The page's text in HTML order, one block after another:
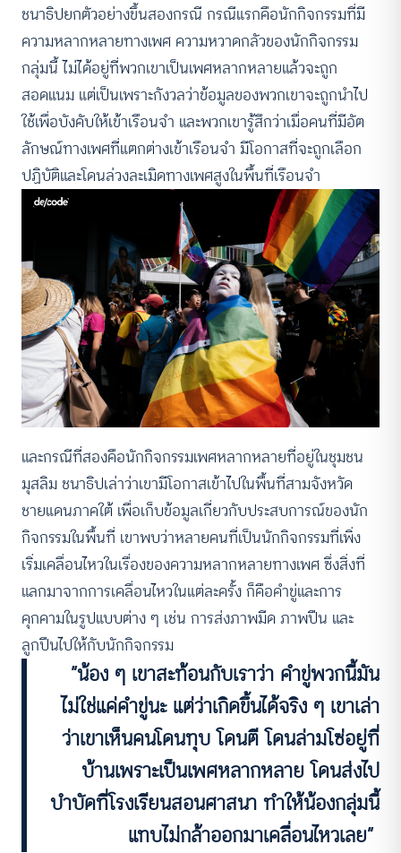
ชนาธิปยกตัวอย่างขึ้นสองกรณี กรณีแรกคือนักกิจกรรมที่มี
ความหลากหลายทางเพศ ความหวาดกลัวของนักกิจกรรม
กลุ่มนี้ ไม่ได้อยู่ที่พวกเขาเป็นเพศหลากหลายแล้วจะถูก
สอดแนม แต่เป็นเพราะกังวลว่าข้อมูลของพวกเขาจะถูกนำไป
ใช้เพื่อบังคับให้เข้าเรือนจำ และพวกเขารู้สึกว่าเมื่อคนที่มีอัต
ลักษณ์ทางเพศที่แตกต่างเข้าเรือนจำ มีโอกาสที่จะถูกเลือก
ปฏิบัติและโดนล่วงละเมิดทางเพศสูงในพื้นที่เรือนจำ
และกรณีที่สองคือนักกิจกรรมเพศหลากหลายที่อยู่ในชุมชน
มุสลิม ชนาธิปเล่าว่าเขามีโอกาสเข้าไปในพื้นที่สามจังหวัด
ชายแดนภาคใต้ เพื่อเก็บข้อมูลเกี่ยวกับประสบการณ์ของนัก
กิจกรรมในพื้นที่ เขาพบว่าหลายคนที่เป็นนักกิจกรรมที่เพิ่ง
เริ่มเคลื่อนไหวในเรื่องของความหลากหลายทางเพศ ซึ่งสิ่งที่
แลกมาจากการเคลื่อนไหวในแต่ละครั้ง ก็คือคำขู่และการ
คุกคามในรูปแบบต่าง ๆ เช่น การส่งภาพมีด ภาพปืน และ
ลูกปืนไปให้กับนักกิจกรรม
“น้อง ๆ เขาสะท้อนกับเราว่า คำขู่พวกนี้มัน
ไม่ใช่แค่คำขู่นะ แต่ว่าเกิดขึ้นได้จริง ๆ เขาเล่า
ว่าเขาเห็นคนโดนทุบ โดนตี โดนล่ามโซ่อยู่ที่
บ้านเพราะเป็นเพศหลากหลาย โดนส่งไป
บำบัดที่โรงเรียนสอนศาสนา ทำให้น้องกลุ่มนี้
แทบไม่กล้าออกมาเคลื่อนไหวเลย”